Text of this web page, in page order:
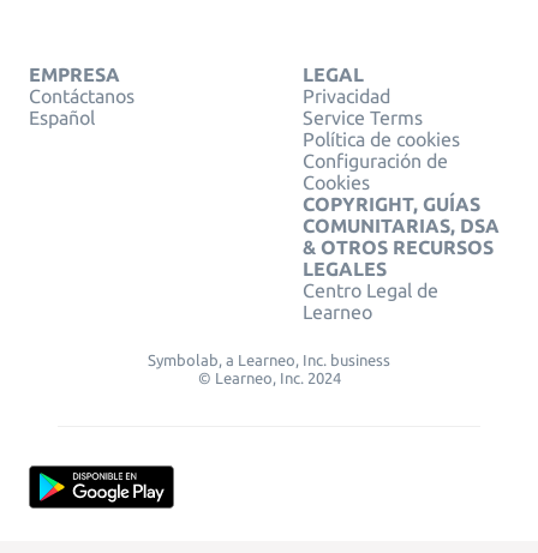
EMPRESA
Contáctanos
Español
LEGAL
Privacidad
Service Terms
Política de cookies
Configuración de
Cookies
COPYRIGHT, GUÍAS
COMUNITARIAS, DSA
& OTROS RECURSOS
LEGALES
Centro Legal de
Learneo
Symbolab, a Learneo, Inc. business
© Learneo, Inc. 2024